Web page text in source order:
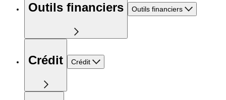
Outils financiers Outils financiers
Crédit Crédit